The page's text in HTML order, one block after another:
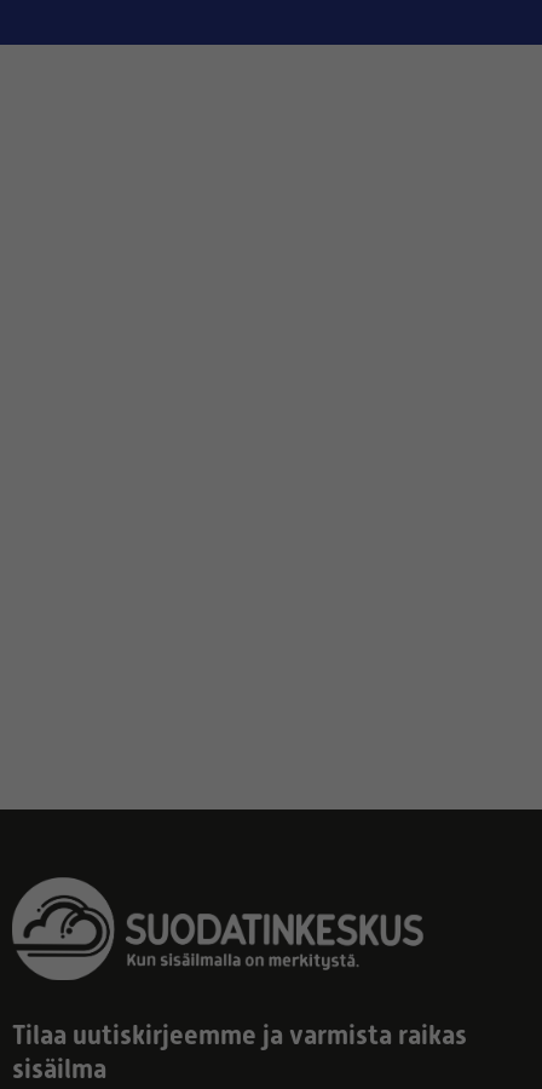
Tilaa uutiskirjeemme ja varmista raikas
sisäilma